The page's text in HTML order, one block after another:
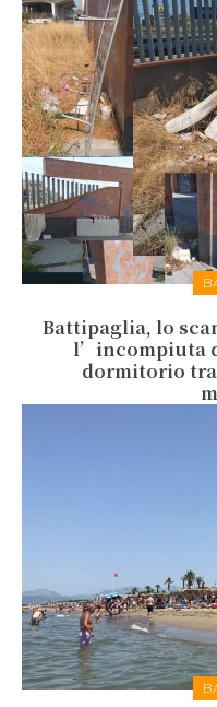
Battipaglia, lo
l’incompiuta
dormitorio